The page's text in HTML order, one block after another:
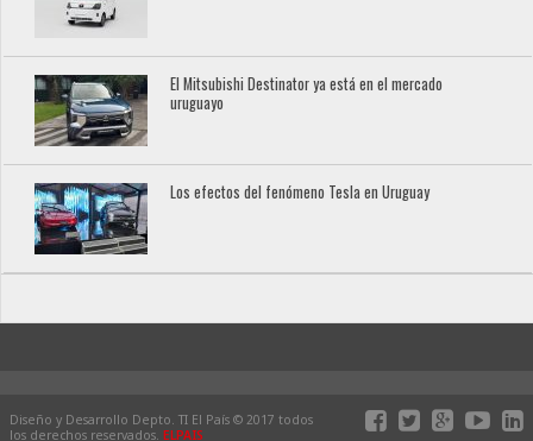
El Mitsubishi Destinator ya está en el mercado
uruguayo
Los efectos del fenómeno Tesla en Uruguay
Diseño y Desarrollo Depto. TI El País © 2017 todos
los derechos reservados. ELPAIS